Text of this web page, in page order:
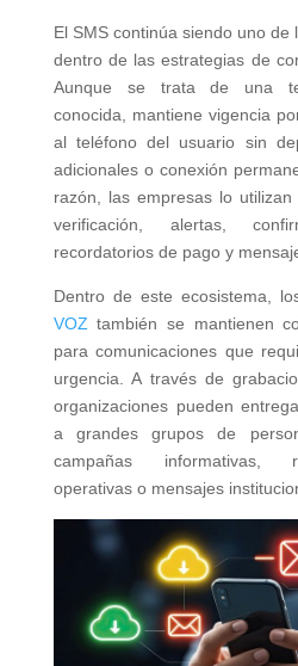
El SMS continúa siendo uno
dentro de las estrategias de
Aunque se trata de una
conocida, mantiene vigencia
al teléfono del usuario sin
adicionales o conexión
razón, las empresas lo
verificación, alertas,
recordatorios de pago y
Dentro de este ecosistema,
VOZ también se mantienen
para comunicaciones que
urgencia. A través de
organizaciones pueden
a grandes grupos de
campañas informativas,
operativas o mensajes